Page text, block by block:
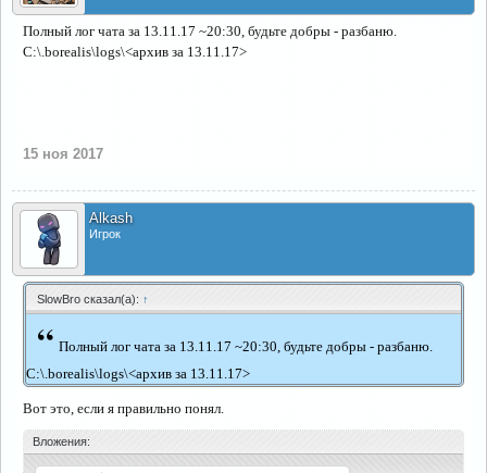
Полный лог чата за 13.11.17 ~20:30, будьте добры - разбаню.
C:\.borealis\logs\<архив за 13.11.17>
15 ноя 2017
Alkash
Игрок
SlowBro сказал(а): ↑
“ Полный лог чата за 13.11.17 ~20:30, будьте добры - разбаню.
C:\.borealis\logs\<архив за 13.11.17>
Вот это, если я правильно понял.
Вложения: